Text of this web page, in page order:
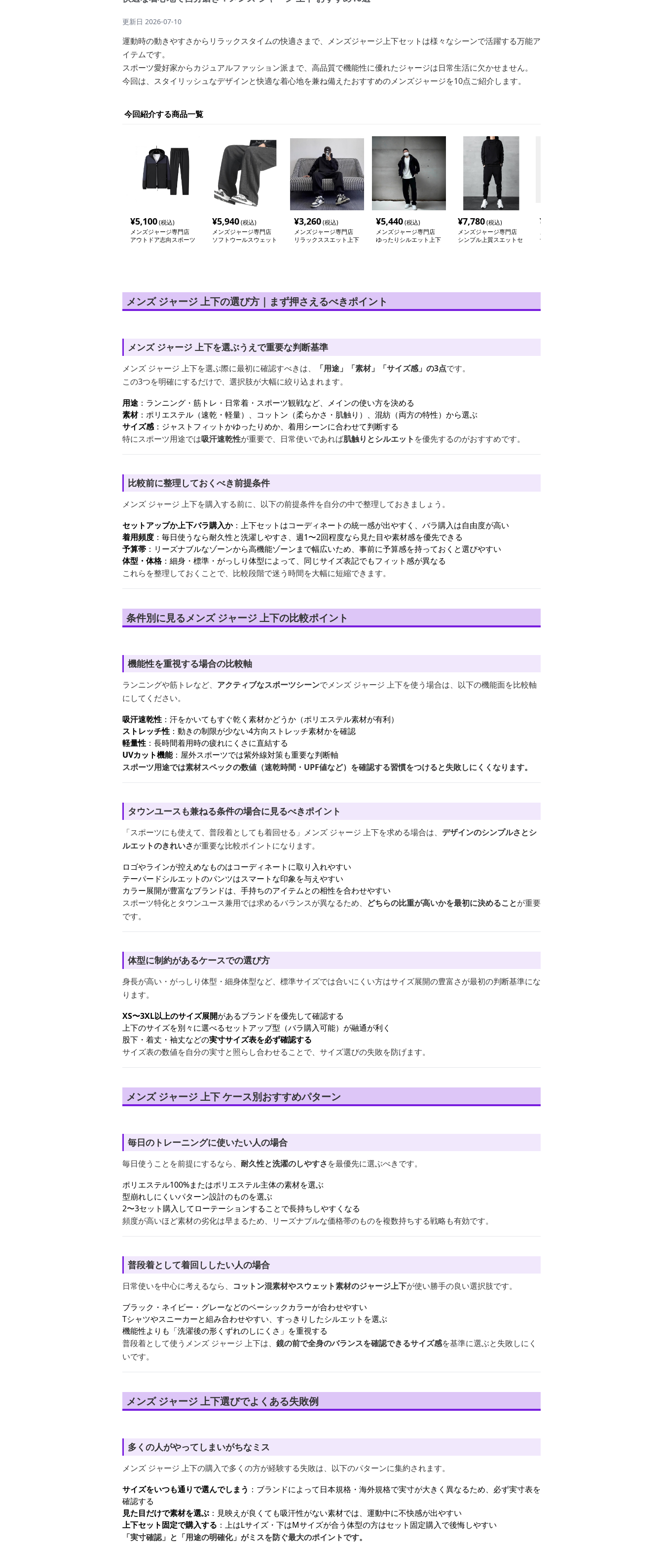
更新日 2026-07-10
運動時の動きやすさからリラックスタイムの快適さまで、メンズジャージ上下セットは様々なシーンで活躍する万能ア
イテムです。
スポーツ愛好家からカジュアルファッション派まで、高品質で機能性に優れたジャージは日常生活に欠かせません。
今回は、スタイリッシュなデザインと快適な着心地を兼ね備えたおすすめのメンズジャージを10点ご紹介します。
今回紹介する商品一覧
¥5,100(税込)
メンズジャージ専門店
アウトドア志向スポーツ
¥5,940(税込)
メンズジャージ専門店
ソフトウールスウェット
¥3,260(税込)
メンズジャージ専門店
リラックススエット上下
¥5,440(税込)
メンズジャージ専門店
ゆったりシルエット上下
¥7,780(税込)
メンズジャージ専門店
シンプル上質スエットセ
¥
サイドライン入り上下セ
メンズ ジャージ 上下の選び方｜まず押さえるべきポイント
メンズ ジャージ 上下を選ぶうえで重要な判断基準
メンズ ジャージ 上下を選ぶ際に最初に確認すべきは、 「用途」「素材」「サイズ感」の3点です。
この3つを明確にするだけで、選択肢が大幅に絞り込まれます。
用途 ：ランニング・筋トレ・日常着・スポーツ観戦など、メインの使い方を決める
素材：ポリエステル（速乾・軽量）、コットン（柔らかさ・肌触り）、混紡（両方の特性）から選ぶ
サイズ感：ジャストフィットかゆったりめか、着用シーンに合わせて判断する
特にスポーツ用途では吸汗速乾性が重要で、日常使いであれば肌触りとシルエット を優先するのがおすすめです。
比較前に整理しておくべき前提条件
メンズ ジャージ 上下を購入する前に、以下の前提条件を自分の中で整理しておきましょう。
セットアップか上下バラ購入か：上下セットはコーディネートの統一感が出やすく、バラ購入は自由度が高い
着用頻度 ：毎日使うなら耐久性と洗濯しやすさ、週1〜2回程度なら見た目や素材感を優先できる
予算帯 ：リーズナブルなゾーンから高機能ゾーンまで幅広いため、事前に予算感を持っておくと選びやすい
体型・体格：細身・標準・がっしり体型によって、同じサイズ表記でもフィット感が異なる
これらを整理しておくことで、比較段階で迷う時間を大幅に短縮できます。
条件別に見るメンズ ジャージ 上下の比較ポイント
機能性を重視する場合の比較軸
ランニングや筋トレなど、 アクティブなスポーツシーンでメンズ ジャージ 上下を使う場合は、以下の機能面を比較軸
にしてください。
吸汗速乾性 ：汗をかいてもすぐ乾く素材かどうか（ポリエステル素材が有利）
ストレッチ性 ：動きの制限が少ない4方向ストレッチ素材かを確認
軽量性 ：長時間着用時の疲れにくさに直結する
UVカット機能：屋外スポーツでは紫外線対策も重要な判断軸
スポーツ用途では素材スペックの数値（速乾時間・UPF値など）を確認する習慣をつけると失敗しにくくなります。
タウンユースも兼ねる条件の場合に見るべきポイント
「スポーツにも使えて、普段着としても着回せる」メンズ ジャージ 上下を求める場合は、 デザインのシンプルさとシ
ルエットのきれいさが重要な比較ポイントになります。
ロゴやラインが控えめなものはコーディネートに取り入れやすい
テーパードシルエットのパンツはスマートな印象を与えやすい
カラー展開が豊富なブランドは、手持ちのアイテムとの相性を合わせやすい
スポーツ特化とタウンユース兼用では求めるバランスが異なるため、 どちらの比重が高いかを最初に決めることが重要
です。
体型に制約があるケースでの選び方
身長が高い・がっしり体型・細身体型など、標準サイズでは合いにくい方はサイズ展開の豊富さが最初の判断基準にな
ります。
XS〜3XL以上のサイズ展開があるブランドを優先して確認する
上下のサイズを別々に選べるセットアップ型（バラ購入可能）が融通が利く
股下・着丈・袖丈などの実寸サイズ表を必ず確認する
サイズ表の数値を自分の実寸と照らし合わせることで、サイズ選びの失敗を防げます。
メンズ ジャージ 上下 ケース別おすすめパターン
毎日のトレーニングに使いたい人の場合
毎日使うことを前提にするなら、 耐久性と洗濯のしやすさを最優先に選ぶべきです。
ポリエステル100%またはポリエステル主体の素材を選ぶ
型崩れしにくいパターン設計のものを選ぶ
2〜3セット購入してローテーションすることで長持ちしやすくなる
頻度が高いほど素材の劣化は早まるため、リーズナブルな価格帯のものを複数持ちする戦略も有効です。
普段着として着回ししたい人の場合
日常使いを中心に考えるなら、 コットン混素材やスウェット素材のジャージ上下が使い勝手の良い選択肢です。
ブラック・ネイビー・グレーなどのベーシックカラーが合わせやすい
Tシャツやスニーカーと組み合わせやすい、すっきりしたシルエットを選ぶ
機能性よりも「洗濯後の形くずれのしにくさ」を重視する
普段着として使うメンズ ジャージ 上下は、 鏡の前で全身のバランスを確認できるサイズ感を基準に選ぶと失敗しにく
いです。
メンズ ジャージ 上下選びでよくある失敗例
多くの人がやってしまいがちなミス
メンズ ジャージ 上下の購入で多くの方が経験する失敗は、以下のパターンに集約されます。
サイズをいつも通りで選んでしまう ：ブランドによって日本規格・海外規格で実寸が大きく異なるため、必ず実寸表を
確認する
見た目だけで素材を選ぶ ：見映えが良くても吸汗性がない素材では、運動中に不快感が出やすい
上下セット固定で購入する ：上はLサイズ・下はMサイズが合う体型の方はセット固定購入で後悔しやすい
「実寸確認」と「用途の明確化」がミスを防ぐ最大のポイントです。